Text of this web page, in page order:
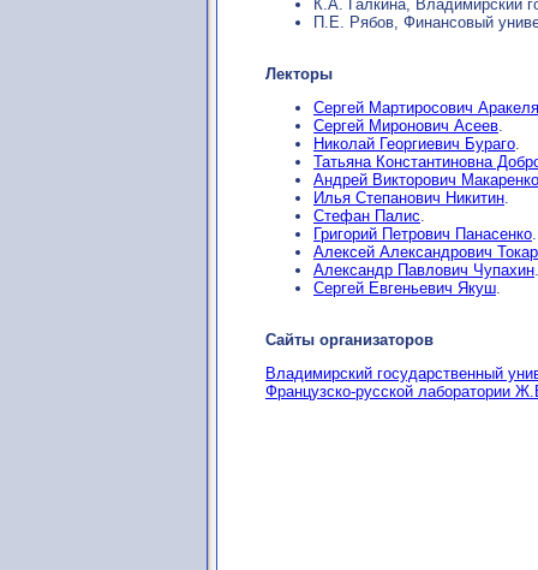
К.А. Галкина, Владимирский
П.Е. Рябов, Финансовый
Лекторы
Сергей Мартиросович
Сергей Миронович Асеев.
Николай Георгиевич Бураго.
Татьяна Константиновна
Андрей Викторович Макаренко
Илья Степанович Никитин.
Стефан Палис.
Григорий Петрович Панасенко.
Алексей Александрович
Александр Павлович Чупахин.
Сергей Евгеньевич Якуш.
Сайты организаторов
Владимирский государственный
Французско-русской лаборатории